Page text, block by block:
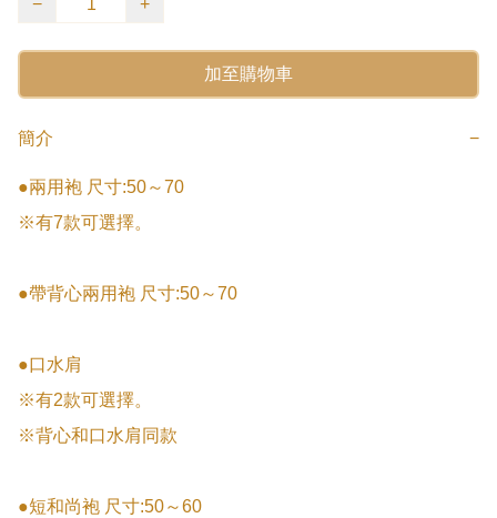
−
+
加至購物車
簡介 −
●兩用袍 尺寸:50～70
※有7款可選擇。
●帶背心兩用袍 尺寸:50～70
●口水肩
※有2款可選擇。
※背心和口水肩同款
●短和尚袍 尺寸:50～60